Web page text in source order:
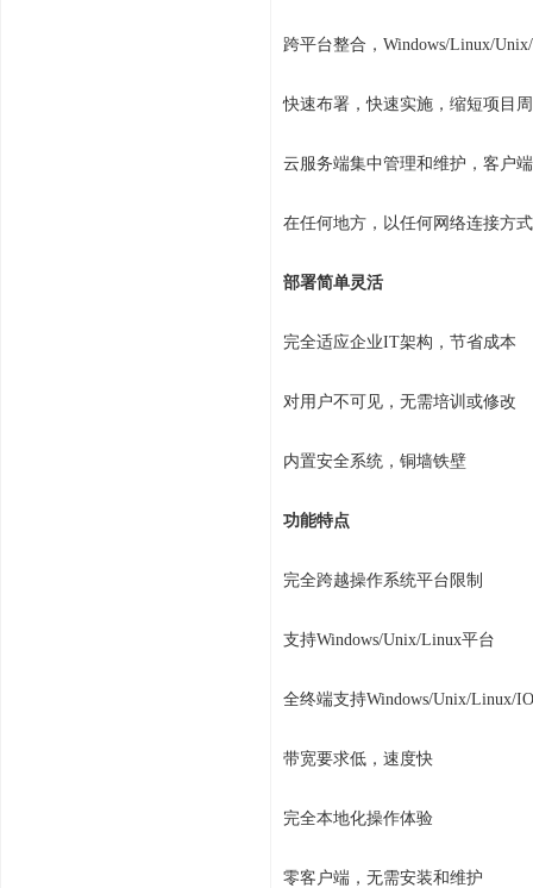
跨平台整合，Windows/Linux/
快速布署，快速实施，缩短项目
云服务端集中管理和维护，客户
在任何地方，以任何网络连接方
部署简单灵活
完全适应企业IT架构，节省成本
对用户不可见，无需培训或修改
内置安全系统，铜墙铁壁
功能特点
完全跨越操作系统平台限制
支持Windows/Unix/Linux平台
全终端支持Windows/Unix/Linux/
带宽要求低，速度快
完全本地化操作体验
零客户端，无需安装和维护